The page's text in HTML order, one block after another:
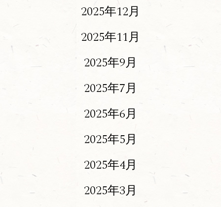
2025年12月
2025年11月
2025年9月
2025年7月
2025年6月
2025年5月
2025年4月
2025年3月